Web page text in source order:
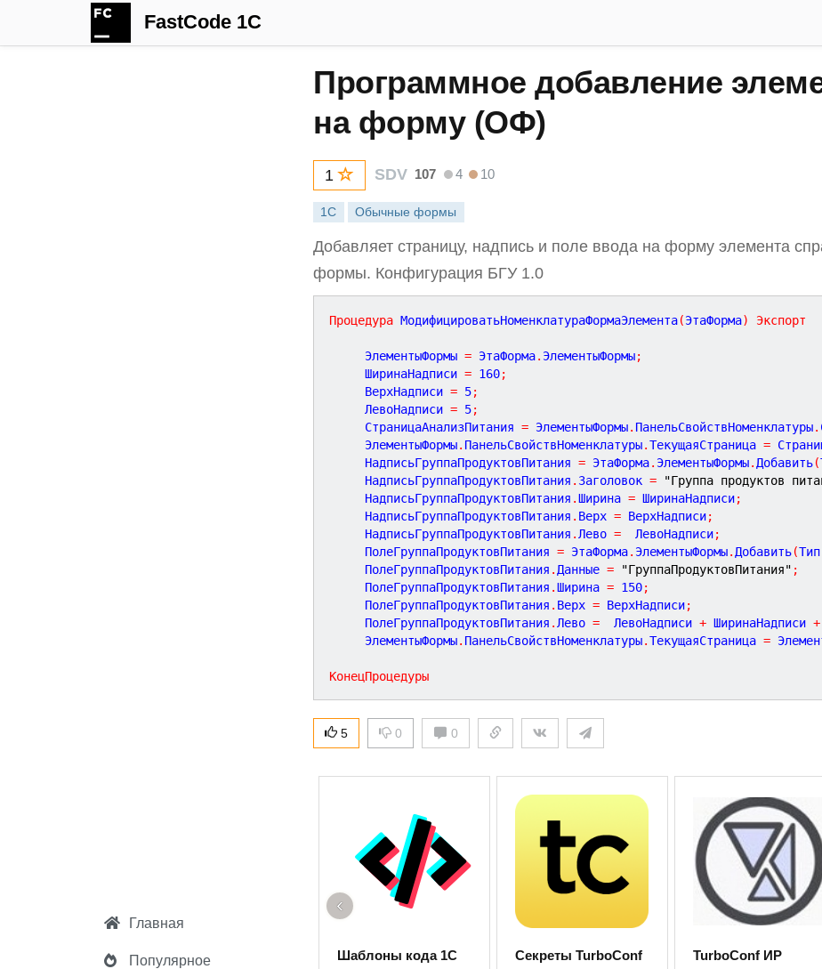
FastCode 1C
Главная
Популярное
Программное добавление
на форму (ОФ)
1 SDV 107 4 10
1С Обычные формы
Добавляет страницу, надпись и поле ввода на форму элемента
формы. Конфигурация БГУ 1.0
Процедура МодифицироватьНоменклатураФормаЭлемента(ЭтаФорма) Экспорт
     ЭлементыФормы
= ЭтаФорма. ЭлементыФормы;
     ШиринаНадписи
= 160;
     ВерхНадписи
= 5;
     ЛевоНадписи
= 5;
     СтраницаАнализПитания
= ЭлементыФормы. ПанельСвойствНоменклатуры.
     ЭлементыФормы
. ПанельСвойствНоменклатуры.ТекущаяСтраница =
     НадписьГруппаПродуктовПитания
= ЭтаФорма. ЭлементыФормы. Добавить(
     НадписьГруппаПродуктовПитания
. Заголовок = "Группа продуктов
     НадписьГруппаПродуктовПитания
.Ширина = ШиринаНадписи;
     НадписьГруппаПродуктовПитания
. Верх = ВерхНадписи;
     НадписьГруппаПродуктовПитания
. Лево =
  ЛевоНадписи
;
     ПолеГруппаПродуктовПитания
= ЭтаФорма. ЭлементыФормы. Добавить(Тип
     ПолеГруппаПродуктовПитания
. Данные = "ГруппаПродуктовПитания" ;
     ПолеГруппаПродуктовПитания
.Ширина = 150;
     ПолеГруппаПродуктовПитания
. Верх = ВерхНадписи;
     ПолеГруппаПродуктовПитания
. Лево =
  ЛевоНадписи
+ ШиринаНадписи +
     ЭлементыФормы
. ПанельСвойствНоменклатуры.ТекущаяСтраница =
КонецПроцедуры
5 0 0
Шаблоны кода 1С Секреты TurboConf TurboConf ИР
‹